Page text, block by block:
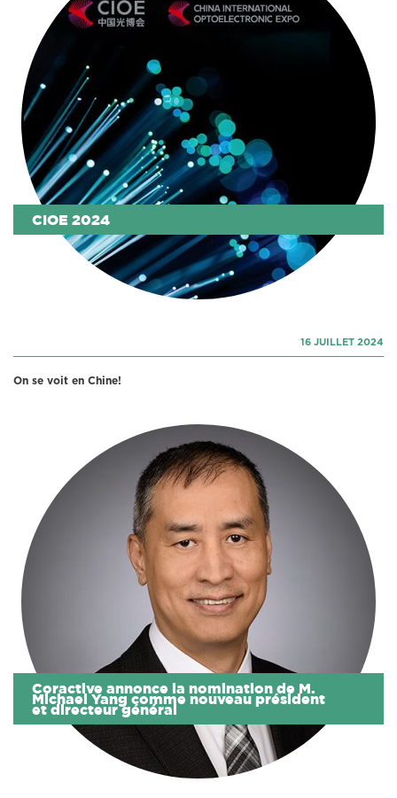
CIOE 2024
16 JUILLET 2024
On se voit en Chine!
Coractive annonce la nomination de M.
Michael Yang comme nouveau président
et directeur général